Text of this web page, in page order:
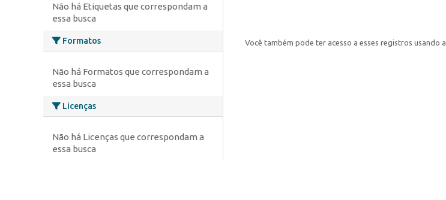
Não há Etiquetas que correspondam a
essa busca
Formatos
Não há Formatos que correspondam a
essa busca
Licenças
Não há Licenças que correspondam a
essa busca
Você também pode ter acesso a esses registros usando a